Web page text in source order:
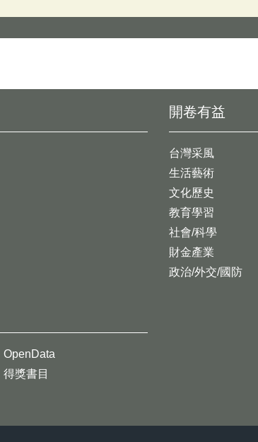
開卷有益
台灣采風
生活藝術
文化歷史
教育學習
社會/科學
財金產業
政治/外交/國防
OpenData
得獎書目